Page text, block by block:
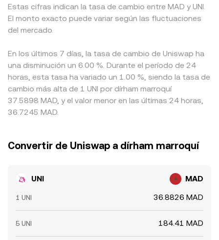
Estas cifras indican la tasa de cambio entre MAD y UNI.
El monto exacto puede variar según las fluctuaciones
del mercado.
En los últimos 7 días, la tasa de cambio de Uniswap ha
una disminución un 6.00 %. Durante el período de 24
horas, esta tasa ha variado un 1.00 %, siendo la tasa de
cambio más alta de 1 UNI por dírham marroquí
37.5898 MAD, y el valor menor en las últimas 24 horas,
36.7245 MAD.
Convertir de Uniswap a dírham marroquí
UNI MAD
1 UNI 36.8826 MAD
5 UNI 184.41 MAD